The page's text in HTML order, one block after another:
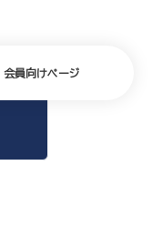
会員向けページ